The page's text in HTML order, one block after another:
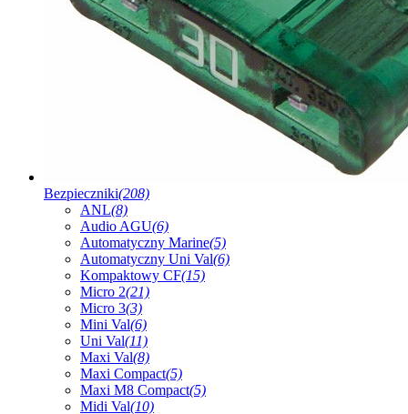
Bezpieczniki(208)
ANL(8)
Audio AGU(6)
Automatyczny Marine(5)
Automatyczny Uni Val(6)
Kompaktowy CF(15)
Micro 2(21)
Micro 3(3)
Mini Val(6)
Uni Val(11)
Maxi Val(8)
Maxi Compact(5)
Maxi M8 Compact(5)
Midi Val(10)